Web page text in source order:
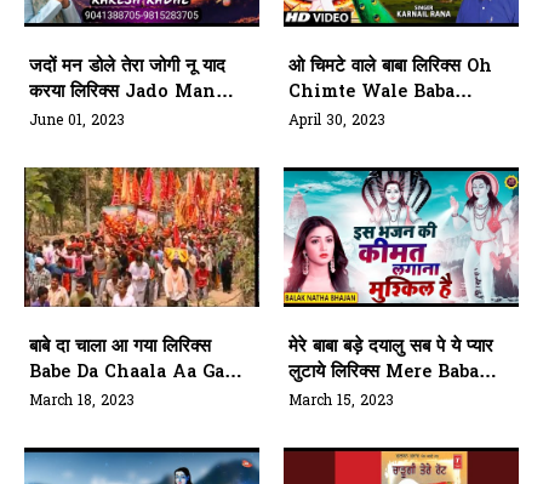
जदों मन डोले तेरा जोगी नू याद
करया लिरिक्स Jado Man
Doley Tera Jogi Nu
June 01, 2023
ओ चिमटे वाले बाबा लिरिक्स Oh
Chimte Wale Baba
Lyrics
April 30, 2023
बाबे दा चाला आ गया लिरिक्स
Babe Da Chaala Aa Gaya
Lyrics
March 18, 2023
मेरे बाबा बड़े दयालु सब पे ये प्यार
लुटाये लिरिक्स Mere Baba
Bde Dyalu Sab Pe Ye
March 15, 2023